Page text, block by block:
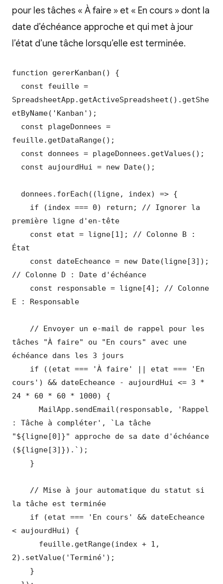
pour les tâches « À faire » et « En cours » dont la
date d’échéance approche et qui met à jour
l’état d’une tâche lorsqu’elle est terminée.
function gererKanban() {
SpreadsheetApp.getActiveSpreadsheet().getShe
etByName('Kanban');
feuille.getDataRange();
première ligne d'en-tête
État
// Colonne D : Date d'échéance
E : Responsable
tâches "À faire" ou "En cours" avec une
échéance dans les 3 jours
cours') && dateEcheance - aujourdHui <= 3 *
24 * 60 * 60 * 1000) {
: Tâche à compléter', `La tâche
"${ligne[0]}" approche de sa date d'échéance
(${ligne[3]}).`);
la tâche est terminée
< aujourdHui) {
2).setValue('Terminé');